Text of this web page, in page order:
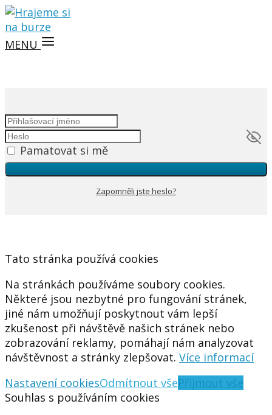
MENU
Pamatovat si mě
Zapomněli jste heslo?
Tato stránka používá cookies
Na stránkách používáme soubory cookies.
Některé jsou nezbytné pro fungování stránek,
jiné nám umožňují poskytnout vám lepší
zkušenost při návštěvě našich stránek nebo
zobrazování reklamy, pomáhají nám analyzovat
návštěvnost a stránky zlepšovat. Více informací
Nastavení cookiesOdmítnout všePřijmout vše
Souhlas s používáním cookies